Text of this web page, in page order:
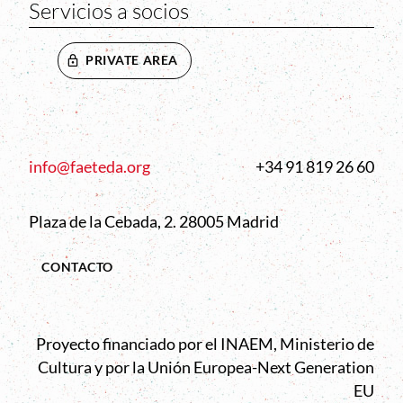
Servicios a socios
PRIVATE AREA
info@faeteda.org +34 91 819 26 60
Plaza de la Cebada, 2. 28005 Madrid
CONTACTO
Proyecto financiado por el INAEM, Ministerio de
Cultura y por la Unión Europea-Next Generation
EU